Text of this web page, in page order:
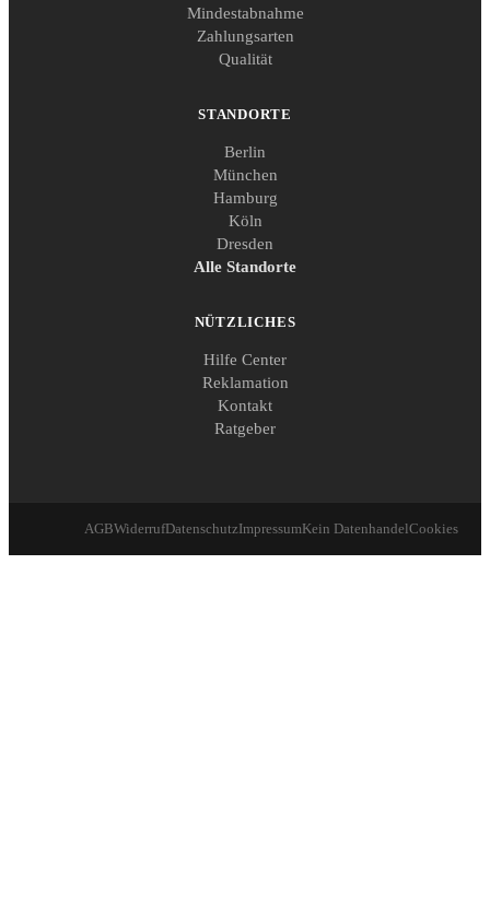
Mindestabnahme
Zahlungsarten
Qualität
STANDORTE
Berlin
München
Hamburg
Köln
Dresden
Alle Standorte
NÜTZLICHES
Hilfe Center
Reklamation
Kontakt
Ratgeber
AGBWiderrufDatenschutzImpressumKein DatenhandelCookies